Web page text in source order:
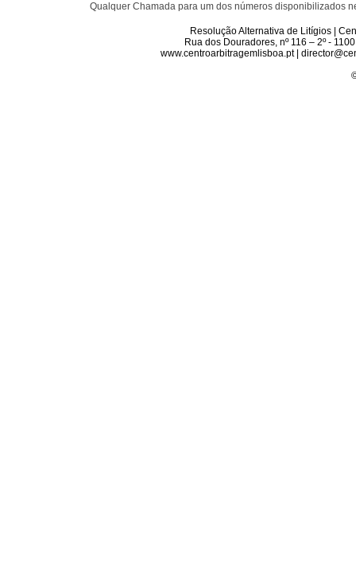
Qualquer Chamada para um dos números disponibilizados
Resolução Alternativa de Litígios |
Rua dos Douradores, nº 116 – 2º -
www.centroarbitragemlisboa.pt |